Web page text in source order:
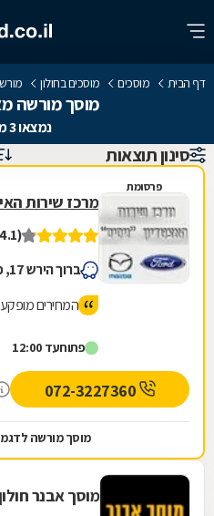
דף הבית מוסכים מוסכים בחולון
מוסך מורשה
נמצאו 3 מוסכים
סינון תוצאות
פרסומת
מרכז שירות
(4.1)
ברוך הירש 17, פרדס כץ בני ברק
המחירים
פתוחעד 12:00
מוסך מורשה
מוסך אבנר